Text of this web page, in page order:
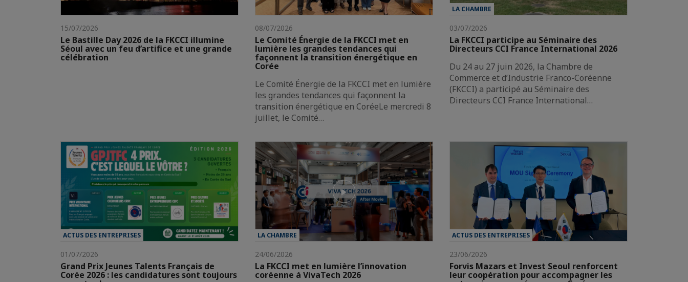
15/07/2026
Le Bastille Day 2026 de la FKCCI illumine
Séoul avec un feu d’artifice et une grande
célébration
08/07/2026
Le Comité Énergie de la FKCCI met en
lumière les grandes tendances qui
façonnent la transition énergétique en
Corée
Le Comité Énergie de la FKCCI met en lumière
les grandes tendances qui façonnent la
transition énergétique en CoréeLe mercredi 8
juillet, le Comité…
LA CHAMBRE
03/07/2026
La FKCCI participe au Séminaire des
Directeurs CCI France International 2026
Du 24 au 27 juin 2026, la Chambre de
Commerce et d’Industrie Franco-Coréenne
(FKCCI) a participé au Séminaire des
Directeurs CCI France International…
ACTUS DES ENTREPRISES
01/07/2026
Grand Prix Jeunes Talents Français de
Corée 2026 : les candidatures sont toujours
LA CHAMBRE
24/06/2026
La FKCCI met en lumière l’innovation
coréenne à VivaTech 2026
ACTUS DES ENTREPRISES
23/06/2026
Forvis Mazars et Invest Seoul renforcent
leur coopération pour accompagner les